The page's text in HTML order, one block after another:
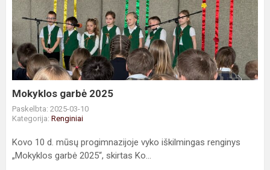
garbė
2025
Mokyklos garbė 2025
Paskelbta: 2025-03-10
Kategorija: Renginiai
Kovo 10 d. mūsų progimnazijoje vyko iškilmingas renginys
„Mokyklos garbė 2025“, skirtas Ko...